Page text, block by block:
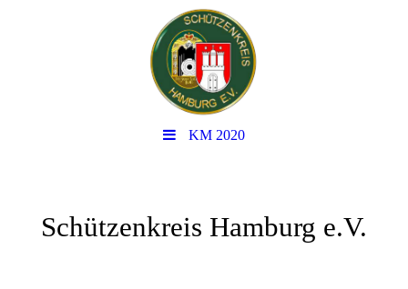
KM 2020
Schützenkreis Hamburg e.V.